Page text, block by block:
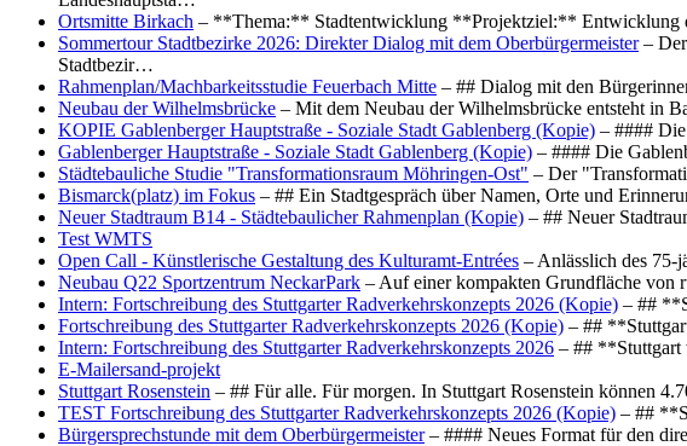
Ortsmitte Birkach – **Thema:** Stadtentwicklung **Projektziel:**
Sommertour Stadtbezirke 2026: Direkter Dialog mit dem Oberbürgermeister– Der
Stadtbezir…
Rahmenplan/Machbarkeitsstudie Feuerbach Mitte – ## Dialog mit den
Neubau der Wilhelmsbrücke – Mit dem Neubau der Wilhelmsbrücke entsteht in
KOPIE Gablenberger Hauptstraße - Soziale Stadt Gablenberg (Kopie) – ####
Gablenberger Hauptstraße - Soziale Stadt Gablenberg (Kopie) – #### Die
Städtebauliche Studie "Transformationsraum Möhringen-Ost" – Der
Bismarck(platz) im Fokus – ## Ein Stadtgespräch über Namen, Orte und
Neuer Stadtraum B14 - Städtebaulicher Rahmenplan (Kopie) – ## Neuer
Test WMTS
Open Call - Künstlerische Gestaltung des Kulturamt-Entrées – Anlässlich des
Neubau Q22 Sportzentrum NeckarPark – Auf einer kompakten Grundfläche von
Intern: Fortschreibung des Stuttgarter Radverkehrskonzepts 2026 (Kopie) – ##
Fortschreibung des Stuttgarter Radverkehrskonzepts 2026 (Kopie) – ##
Intern: Fortschreibung des Stuttgarter Radverkehrskonzepts 2026 – ## **Stuttgart
E-Mailersand-projekt
Stuttgart Rosenstein – ## Für alle. Für morgen. In Stuttgart Rosenstein können
TEST Fortschreibung des Stuttgarter Radverkehrskonzepts 2026 (Kopie) – ##
Bürgersprechstunde mit dem Oberbürgermeister– #### Neues Format für den